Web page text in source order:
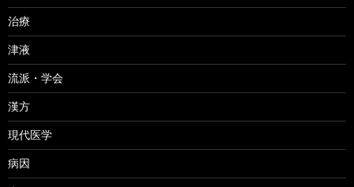
治療
津液
流派・学会
漢方
現代医学
病因